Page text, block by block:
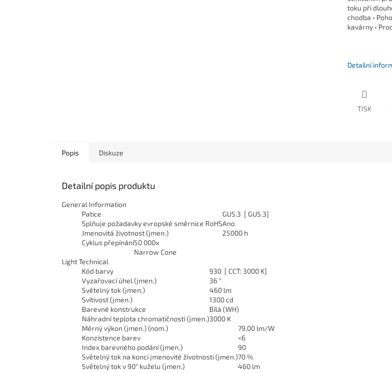
toku při
chodba •
kavárny •
Detailní
TISK
Popis Diskuze
Detailní popis produktu
General Information
Patice
GU5.3 [ GU5.3]
Splňuje požadavky evropské směrnice RoHSAno
Jmenovitá životnost (jmen.)
25000 h
Cyklus přepínání50 000x
Narrow Cone
Light Technical
Kód barvy
930 [ CCT: 3000 K]
Vyzařovací úhel (jmen.)
36 °
Světelný tok (jmen.)
460 lm
Svítivost (jmen.)
1300 cd
Barevné konstrukce
Bílá (WH)
Náhradní teplota chromatičnosti (jmen.)3000 K
Měrný výkon (jmen.) (nom.)
79,00 lm/W
Konzistence barev
<6
Index barevného podání (jmen.)
90
Světelný tok na konci jmenovité životnosti (jmen.)70 %
Světelný tok v 90° kuželu (jmen.)
460 lm